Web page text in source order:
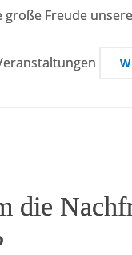
große Freude
die